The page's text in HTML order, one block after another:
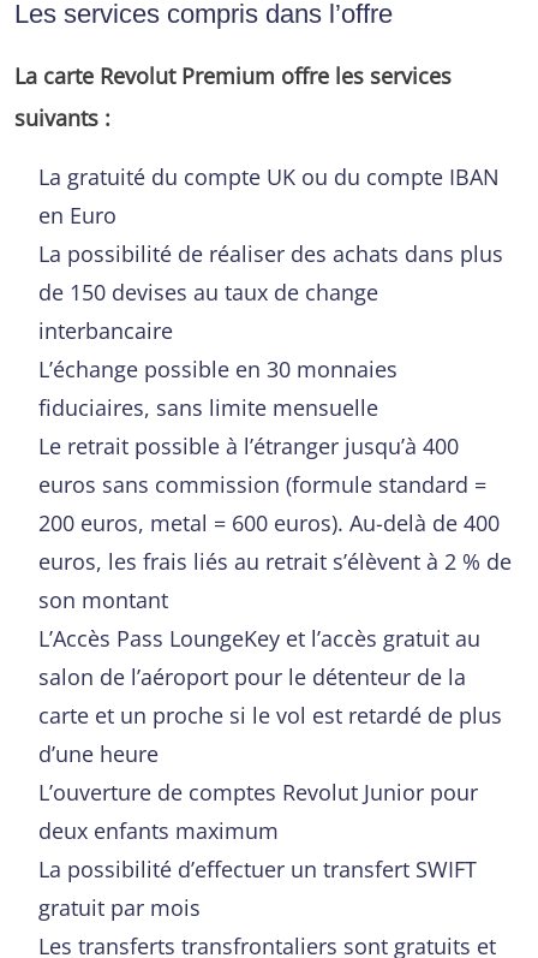
Les services compris dans l’offre
La carte Revolut Premium offre les services
suivants :
La gratuité du compte UK ou du compte IBAN
en Euro
La possibilité de réaliser des achats dans plus
de 150 devises au taux de change
interbancaire
L’échange possible en 30 monnaies
fiduciaires, sans limite mensuelle
Le retrait possible à l’étranger jusqu’à 400
euros sans commission (formule standard =
200 euros, metal = 600 euros). Au-delà de 400
euros, les frais liés au retrait s’élèvent à 2 % de
son montant
L’Accès Pass LoungeKey et l’accès gratuit au
salon de l’aéroport pour le détenteur de la
carte et un proche si le vol est retardé de plus
d’une heure
L’ouverture de comptes Revolut Junior pour
deux enfants maximum
La possibilité d’effectuer un transfert SWIFT
gratuit par mois
Les transferts transfrontaliers sont gratuits et